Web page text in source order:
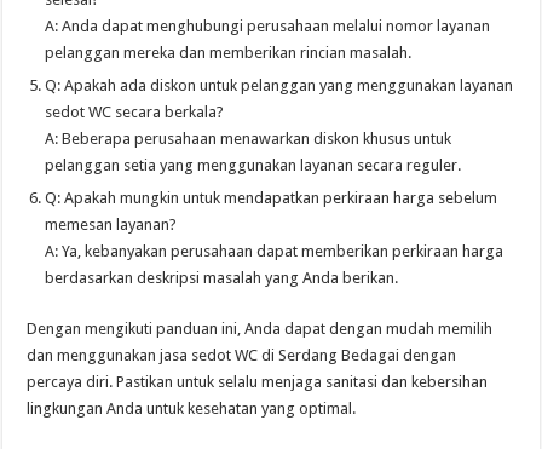
A: Anda dapat menghubungi perusahaan melalui nomor layanan
pelanggan mereka dan memberikan rincian masalah.
Q: Apakah ada diskon untuk pelanggan yang menggunakan layanan
sedot WC secara berkala?
A: Beberapa perusahaan menawarkan diskon khusus untuk
pelanggan setia yang menggunakan layanan secara reguler.
Q: Apakah mungkin untuk mendapatkan perkiraan harga sebelum
memesan layanan?
A: Ya, kebanyakan perusahaan dapat memberikan perkiraan harga
berdasarkan deskripsi masalah yang Anda berikan.
Dengan mengikuti panduan ini, Anda dapat dengan mudah memilih
dan menggunakan jasa sedot WC di Serdang Bedagai dengan
percaya diri. Pastikan untuk selalu menjaga sanitasi dan kebersihan
lingkungan Anda untuk kesehatan yang optimal.